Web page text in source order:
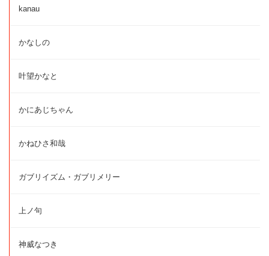
kanau
かなしの
叶望かなと
かにあじちゃん
かねひさ和哉
ガブリイズム・ガブリメリー
上ノ句
神威なつき